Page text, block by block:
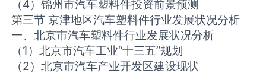
（4）锦州市汽车塑料件投资前景预测
第三节 京津地区汽车塑料件行业发展状况分析
一、北京市汽车塑料件行业发展状况分析
（1）北京市汽车工业“十三五”规划
（2）北京市汽车产业开发区建设现状